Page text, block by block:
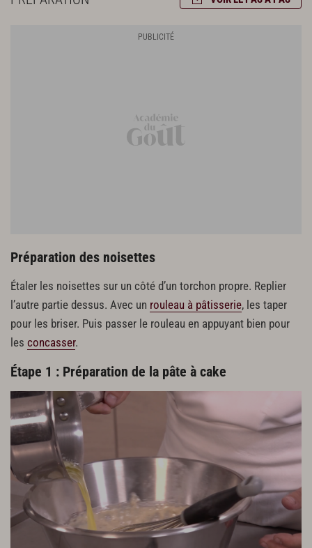
Préparation des noisettes
Étaler les noisettes sur un côté d’un torchon propre. Replier
l’autre partie dessus. Avec un rouleau à pâtisserie, les taper
pour les briser. Puis passer le rouleau en appuyant bien pour
les concasser.
Étape 1 : Préparation de la pâte à cake